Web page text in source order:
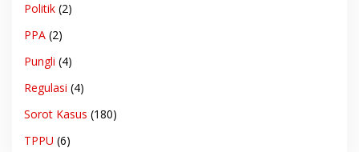
Politik (2)
PPA (2)
Pungli (4)
Regulasi (4)
Sorot Kasus (180)
TPPU (6)